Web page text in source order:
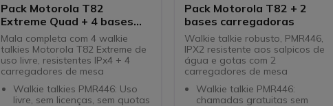
Pack Motorola T82
Extreme Quad + 4 bases
carregadoras
Mala completa com 4 walkie
talkies Motorola T82 Extreme de
uso livre, resistentes IPx4 + 4
carregadores de mesa
Walkie talkies PMR446: Uso
livre, sem licenças, sem quotas
Pack Motorola T82 + 2
bases carregadoras
Walkie talkie robusto, PMR446,
IPX2 resistente aos salpicos de
água e gotas com 2
carregadores de mesa
Walkie talkie PMR446:
chamadas gratuitas sem